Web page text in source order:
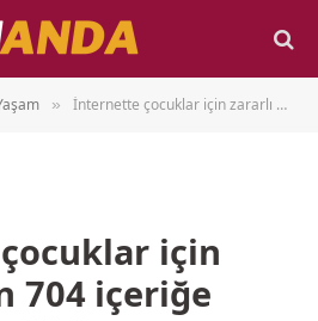
» İnternette çocuklar için zararlı 2 bin 704 içeriğe müdahale edildi
için
704 içeriğe